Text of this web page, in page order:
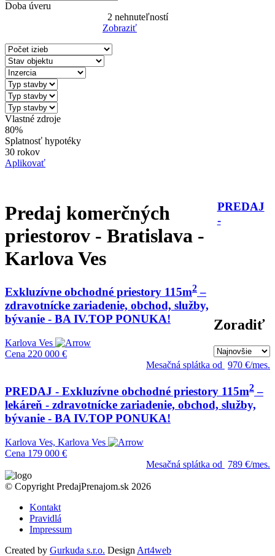
Doba úveru
2 nehnuteľností
Zobraziť
Vlastné zdroje
80%
Splatnosť hypotéky
30 rokov
Aplikovať
Predaj komerčných
priestorov - Bratislava -
Karlova Ves
Zoradiť
PREDAJ
-
Exkluzívne obchodné priestory 115m2 –
zdravotnícke zariadenie, obchod, služby,
bývanie - BA IV.TOP PONUKA!
Karlova Ves
Cena 220 000 €
Mesačná splátka od 970 €/mes.
PREDAJ - Exkluzívne obchodné priestory 115m2 –
lekáreň - zdravotnícke zariadenie, obchod, služby,
bývanie - BA IV.TOP PONUKA!
Karlova Ves, Karlova Ves
Cena 179 000 €
Mesačná splátka od
789 €/mes.
© Copyright PredajPrenajom.sk 2026
Kontakt
Pravidlá
Impressum
Created by Gurkuda s.r.o. Design Art4web